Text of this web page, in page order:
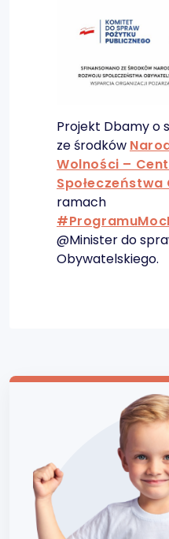
Projekt Dbamy o
ze środków
Wolności –
ramach
@Minister do
Obywatelskiego.